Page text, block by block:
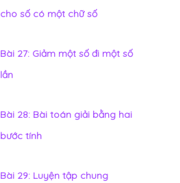
cho số có một chữ số
Bài 27: Giảm một số đi một số
lần
Bài 28: Bài toán giải bằng hai
bước tính
Bài 29: Luyện tập chung